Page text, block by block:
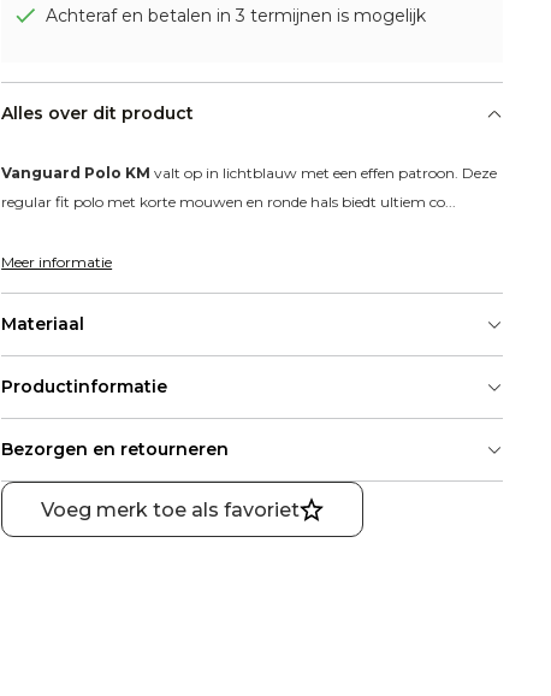
Achteraf en betalen in 3 termijnen is mogelijk
Alles over dit product
Vanguard Polo KM valt op in lichtblauw met een effen patroon. Deze
regular fit polo met korte mouwen en ronde hals biedt ultiem co...
Meer informatie
Materiaal
Productinformatie
Bezorgen en retourneren
Voeg merk toe als favoriet